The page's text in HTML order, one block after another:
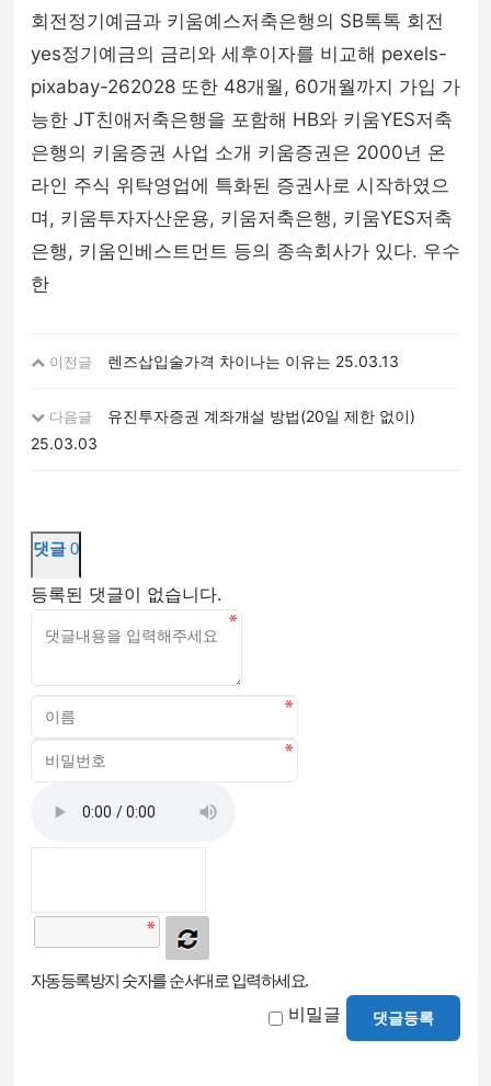
회전정기예금과 키움예스저축은행의 SB톡톡 회전
yes정기예금의 금리와 세후이자를 비교해 pexels-
pixabay-262028 또한 48개월, 60개월까지 가입 가
능한 JT친애저축은행을 포함해 HB와 키움YES저축
은행의 키움증권 사업 소개 키움증권은 2000년 온
라인 주식 위탁영업에 특화된 증권사로 시작하였으
며, 키움투자자산운용, 키움저축은행, 키움YES저축
은행, 키움인베스트먼트 등의 종속회사가 있다. 우수
한
이전글 렌즈삽입술가격 차이나는 이유는 25.03.13
다음글
유진투자증권 계좌개설 방법(20일 제한 없이)
25.03.03
댓글 0
등록된 댓글이 없습니다.
자동등록방지 숫자를 순서대로 입력하세요.
비밀글 댓글등록